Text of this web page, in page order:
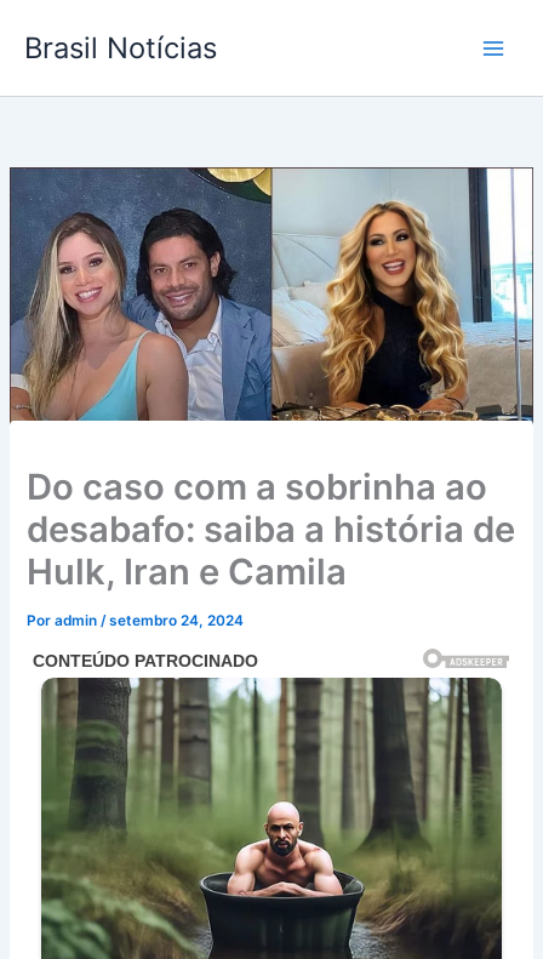
para
conteúdo
Brasil Notícias
Do caso com a sobrinha ao
desabafo: saiba a história de
Hulk, Iran e Camila
Poradmin /setembro 24, 2024